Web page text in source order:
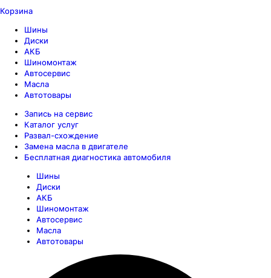
Корзина
Шины
Диски
АКБ
Шиномонтаж
Автосервис
Масла
Автотовары
Запись на сервис
Каталог услуг
Развал-схождение
Замена масла в двигателе
Бесплатная диагностика автомобиля
Шины
Диски
АКБ
Шиномонтаж
Автосервис
Масла
Автотовары